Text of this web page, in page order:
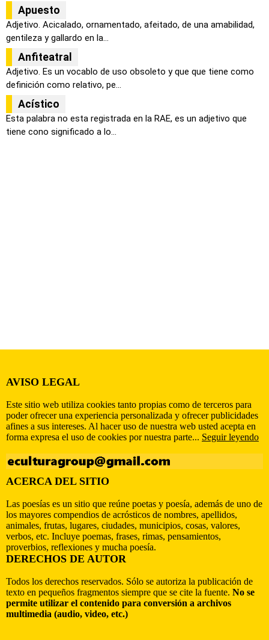
Apuesto
Adjetivo. Acicalado, ornamentado, afeitado, de una amabilidad,
gentileza y gallardo en la...
Anfiteatral
Adjetivo. Es un vocablo de uso obsoleto y que que tiene como
definición como relativo, pe...
Acístico
Esta palabra no esta registrada en la RAE, es un adjetivo que
tiene cono significado a lo...
AVISO LEGAL
Este sitio web utiliza cookies tanto propias como de terceros para
poder ofrecer una experiencia personalizada y ofrecer publicidades
afines a sus intereses. Al hacer uso de nuestra web usted acepta en
forma expresa el uso de cookies por nuestra parte... Seguir leyendo
ACERCA DEL SITIO
Las poesías es un sitio que reúne poetas y poesía, además de uno de
los mayores compendios de acrósticos de nombres, apellidos,
animales, frutas, lugares, ciudades, municipios, cosas, valores,
verbos, etc. Incluye poemas, frases, rimas, pensamientos,
proverbios, reflexiones y mucha poesía.
DERECHOS DE AUTOR
Todos los derechos reservados. Sólo se autoriza la publicación de
texto en pequeños fragmentos siempre que se cite la fuente. No se
permite utilizar el contenido para conversión a archivos
multimedia (audio, video, etc.)